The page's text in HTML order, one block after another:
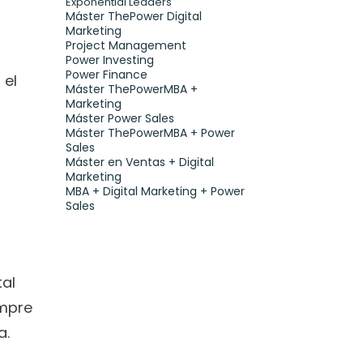
Máster ThePower Digital
Marketing
Project Management
Power Investing
Power Finance
Máster ThePowerMBA +
Marketing
Máster Power Sales
Máster ThePowerMBA + Power
Sales
Máster en Ventas + Digital
Marketing
MBA + Digital Marketing + Power
Sales